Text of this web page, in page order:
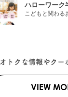
ハローワーク
こどもと関わる
オトクな情報やクー
VIEW